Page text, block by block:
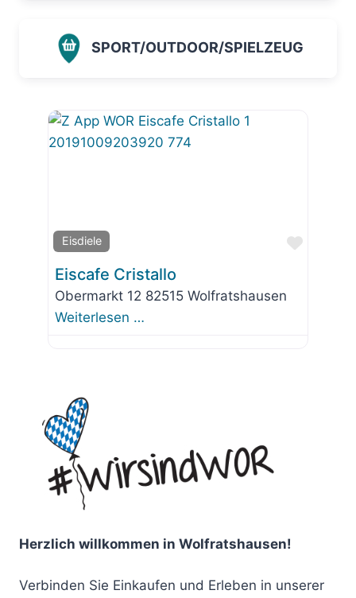
SPORT/OUTDOOR/SPIELZEUG
Eisdiele
Favorit
Eiscafe Cristallo
Obermarkt 12 82515 Wolfratshausen
Weiterlesen …
Herzlich willkommen in Wolfratshausen!
Verbinden Sie Einkaufen und Erleben in unserer